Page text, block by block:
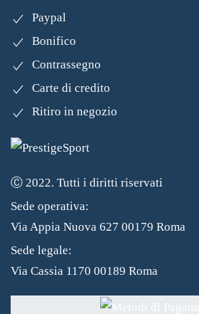
Paypal
Bonifico
Contrassegno
Carte di credito
Ritiro in negozio
Ⓒ 2022. Tutti i diritti riservati
Sede operativa:
Via Appia Nuova 627 00179 Roma
Sede legale:
Via Cassia 1170 00189 Roma